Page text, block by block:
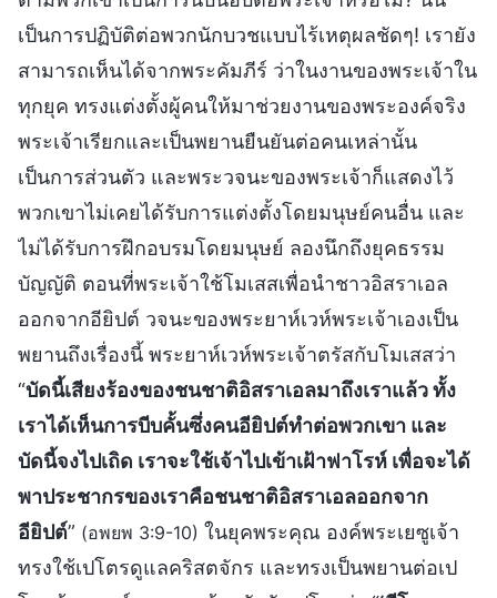
เป็นการปฏิบัติต่อพวกนักบวชแบบไร้เหตุผลชัดๆ! เรายัง
สามารถเห็นได้จากพระคัมภีร์ ว่าในงานของพระเจ้าใน
ทุกยุค ทรงแต่งตั้งผู้คนให้มาช่วยงานของพระองค์จริง
พระเจ้าเรียกและเป็นพยานยืนยันต่อคนเหล่านั้น
เป็นการส่วนตัว และพระวจนะของพระเจ้าก็แสดงไว้
พวกเขาไม่เคยได้รับการแต่งตั้งโดยมนุษย์คนอื่น และ
ไม่ได้รับการฝึกอบรมโดยมนุษย์ ลองนึกถึงยุคธรรม
บัญญัติ ตอนที่พระเจ้าใช้โมเสสเพื่อนำชาวอิสราเอล
ออกจากอียิปต์ วจนะของพระยาห์เวห์พระเจ้าเองเป็น
พยานถึงเรื่องนี้ พระยาห์เวห์พระเจ้าตรัสกับโมเสสว่า
“บัดนี้เสียงร้องของชนชาติอิสราเอลมาถึงเราแล้ว ทั้ง
เราได้เห็นการบีบคั้นซึ่งคนอียิปต์ทำต่อพวกเขา และ
บัดนี้จงไปเถิด เราจะใช้เจ้าไปเข้าเฝ้าฟาโรห์ เพื่อจะได้
พาประชากรของเราคือชนชาติอิสราเอลออกจาก
อียิปต์” (อพยพ 3:9-10) ในยุคพระคุณ องค์พระเยซูเจ้า
ทรงใช้เปโตรดูแลคริสตจักร และทรงเป็นพยานต่อเป